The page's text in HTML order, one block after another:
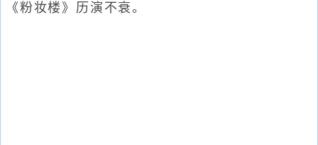
《粉妆楼》历演不衰。